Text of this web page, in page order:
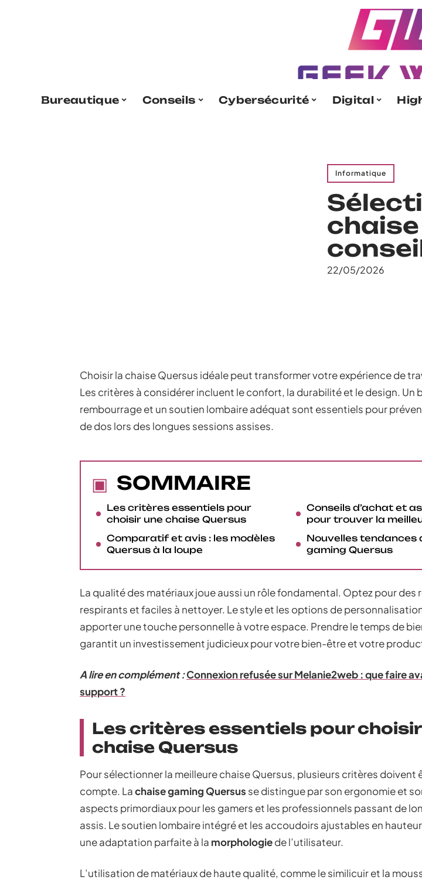
Bureautique Conseils Cybersécurité Digital
Informatique
22/05/2026
Choisir la chaise Quersus idéale peut transformer votre expérience de
Les critères à considérer incluent le confort, la durabilité et le design. Un
rembourrage et un soutien lombaire adéquat sont essentiels pour
de dos lors des longues sessions assises.
SOMMAIRE
Les critères essentiels pour
choisir une chaise Quersus
Comparatif et avis : les modèles
Quersus à la loupe
Conseils d’achat et
pour trouver la
Nouvelles tendances
gaming Quersus
La qualité des matériaux joue aussi un rôle fondamental. Optez pour des
respirants et faciles à nettoyer. Le style et les options de
apporter une touche personnelle à votre espace. Prendre le temps de
garantit un investissement judicieux pour votre bien-être et votre
A lire en complément :Connexion refusée sur Melanie2web : que faire
support ?
Les critères essentiels pour
chaise Quersus
Pour sélectionner la meilleure chaise Quersus, plusieurs critères doivent
compte. Lachaise gaming Quersus se distingue par son ergonomie et
aspects primordiaux pour les gamers et les professionnels passant de
assis. Le soutien lombaire intégré et les accoudoirs ajustables en
une adaptation parfaite à la morphologiede l’utilisateur.
L’utilisation de matériaux de haute qualité, comme le similicuir et la